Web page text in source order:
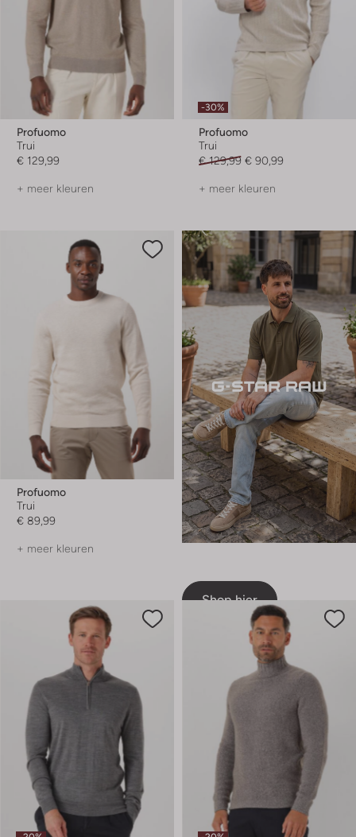
Profuomo
Trui
€ 129,99
+ meer kleuren
-30%
Profuomo
Trui
€ 129,99 € 90,99
+ meer kleuren
Profuomo
Trui
€ 89,99
+ meer kleuren
Shop hier